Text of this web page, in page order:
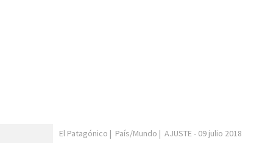
El Patagónico | País/Mundo | AJUSTE- 09 julio 2018